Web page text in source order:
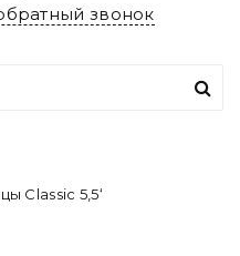
звонок
Classic 5,5‘